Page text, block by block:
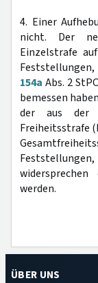
4. Einer
nicht. Der
Einzelstrafe
Feststellungen,
154a Abs. 2
bemessen
der aus der
Freiheitsstrafe
werden.
ÜBER UNS